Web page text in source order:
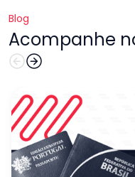
Blog
Acompanhe